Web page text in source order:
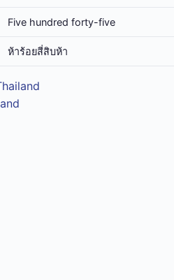
Five hundred forty-five
ห้า​ร้อย​สี่​สิบ​ห้า